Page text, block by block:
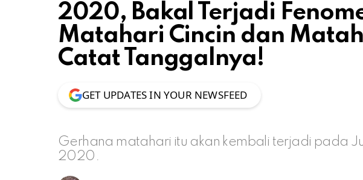
2020, Bakal Terjadi
Matahari Cincin dan
Catat Tanggalnya!
GET UPDATES IN YOUR NEWSFEED
Gerhana matahari itu akan kembali terjadi pada
2020.